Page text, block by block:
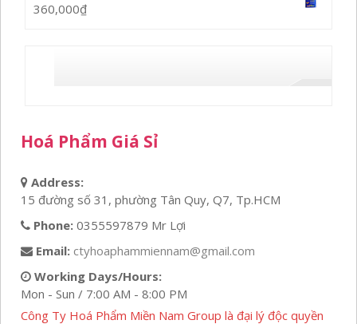
360,000₫
Hoá Phẩm Giá Sỉ
Address:
15 đường số 31, phường Tân Quy, Q7, Tp.HCM
Phone: 0355597879 Mr Lợi
Email: ctyhoaphammiennam@gmail.com
Working Days/Hours:
Mon - Sun / 7:00 AM - 8:00 PM
Công Ty Hoá Phẩm Miền Nam Group là đại lý độc quyền